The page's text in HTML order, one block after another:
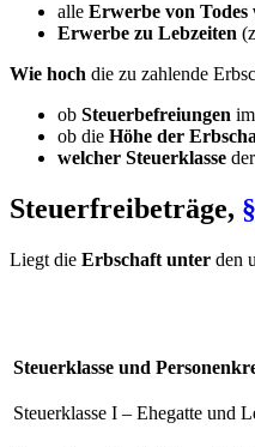
alle Erwerbe von Todes
Erwerbe zu Lebzeiten
Wie hoch die zu zahlende
ob Steuerbefreiungen
ob die Höhe der
welcher Steuerklasse
Steuerfreibeträge,
Liegt die Erbschaft unter den
Steuerklasse und
Steuerklasse I – Ehegatte und